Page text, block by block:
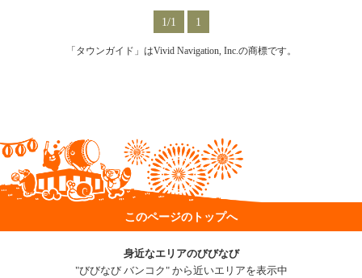
1/1 1
「タウンガイド」はVivid Navigation, Inc.の商標です。
このページのトップへ
身近なエリアのびびなび
"びびなび バンコク" から近いエリアを表示中